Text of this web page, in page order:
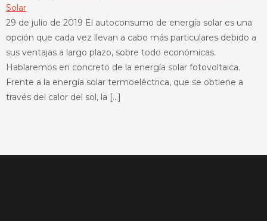
29 de julio de 2019 El autoconsumo de energía solar es una
opción que cada vez llevan a cabo más particulares debido a
sus ventajas a largo plazo, sobre todo económicas.
Hablaremos en concreto de la energía solar fotovoltaica.
Frente a la energía solar termoeléctrica, que se obtiene a
través del calor del sol, la […]